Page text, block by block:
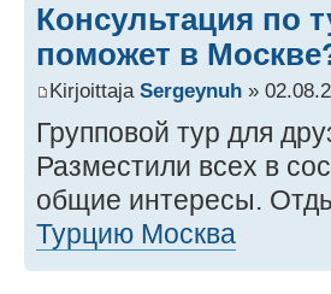
Консультация по
поможет в
Kirjoittaja Sergeynuh »
Групповой тур для
Разместили всех в
общие интересы.
Турцию Москва